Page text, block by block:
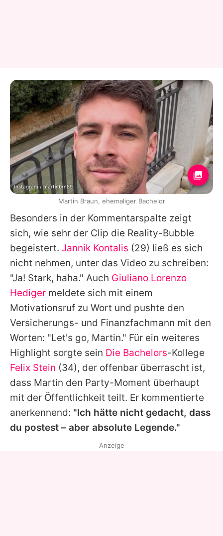
Besonders in der Kommentarspalte zeigt
sich, wie sehr der Clip die Reality-Bubble
begeistert. Jannik Kontalis (29) ließ es sich
nicht nehmen, unter das Video zu schreiben:
"Ja! Stark, haha." Auch Giuliano Lorenzo
Hediger meldete sich mit einem
Motivationsruf zu Wort und pushte den
Versicherungs- und Finanzfachmann mit den
Worten: "Let's go, Martin." Für ein weiteres
Highlight sorgte sein Die Bachelors-Kollege
Felix Stein (34), der offenbar überrascht ist,
dass Martin den Party-Moment überhaupt
mit der Öffentlichkeit teilt. Er kommentierte
anerkennend: "Ich hätte nicht gedacht, dass
du postest – aber absolute Legende."
Instagram / martinbrn89
Martin Braun, ehemaliger Bachelor
Anzeige